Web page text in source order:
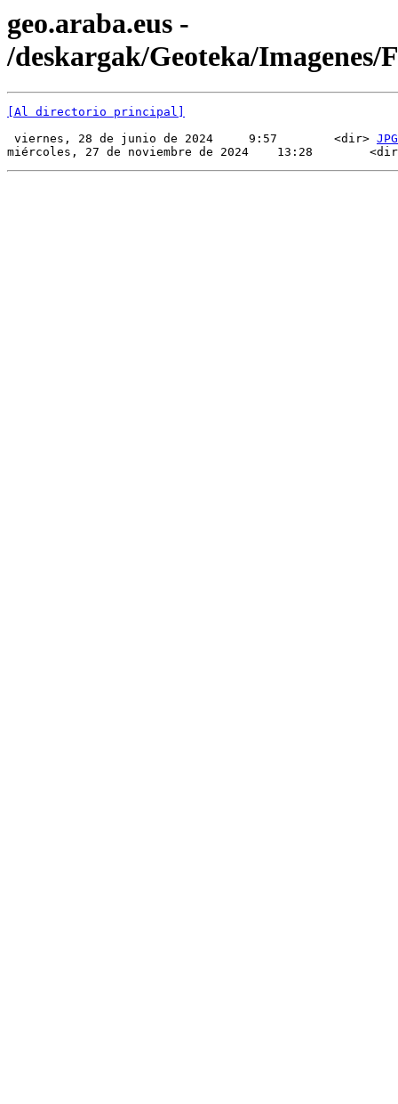
geo.araba.eus -
/deskargak/Geoteka/Imagenes/
[Al directorio principal]
viernes, 28 de junio de 2024     9:57        <dir> JPG
miércoles, 27 de noviembre de 2024    13:28